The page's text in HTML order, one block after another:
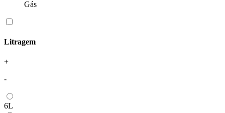
Gás
Litragem
+
-
6L